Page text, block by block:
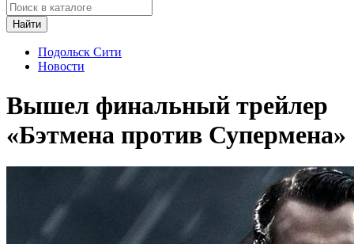
Найти
Подольск Сити
Новости
Вышел финальный трейлер
«Бэтмена против Супермена»